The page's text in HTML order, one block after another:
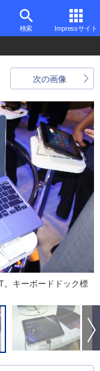
検索 Impressサイト
次の画像
。キーボードドック標